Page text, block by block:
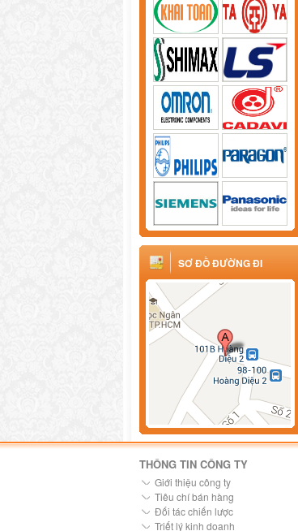
SƠ ĐỒ ĐƯỜNG ĐI
THÔNG TIN CÔNG TY
Giới thiệu công ty
Tiêu chí bán hàng
Đối tác chiến lược
Triết lý kinh doanh